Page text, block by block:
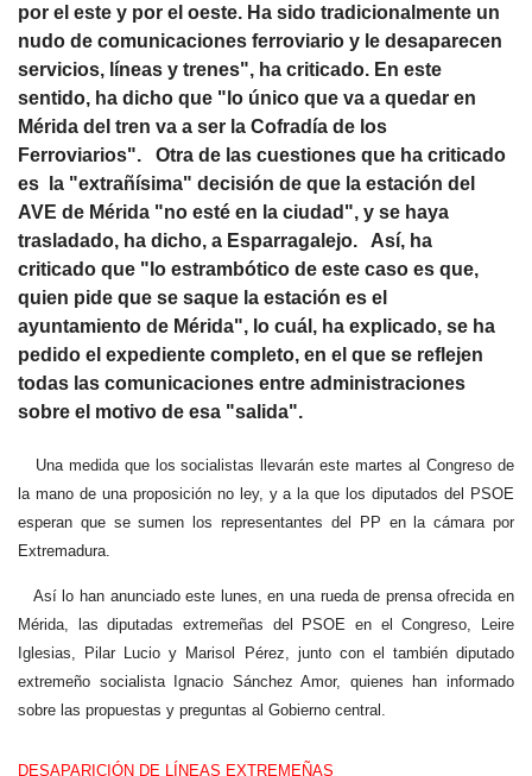
por el este y por el oeste. Ha sido tradicionalmente un
nudo de comunicaciones ferroviario y le desaparecen
servicios, líneas y trenes", ha criticado. En este
sentido, ha dicho que "lo único que va a quedar en
Mérida del tren va a ser la Cofradía de los
Ferroviarios". Otra de las cuestiones que ha criticado
es la "extrañísima" decisión de que la estación del
AVE de Mérida "no esté en la ciudad", y se haya
trasladado, ha dicho, a Esparragalejo. Así, ha
criticado que "lo estrambótico de este caso es que,
quien pide que se saque la estación es el
ayuntamiento de Mérida", lo cuál, ha explicado, se ha
pedido el expediente completo, en el que se reflejen
todas las comunicaciones entre administraciones
sobre el motivo de esa "salida".
Una medida que los socialistas llevarán este martes al Congreso de
la mano de una proposición no ley, y a la que los diputados del PSOE
esperan que se sumen los representantes del PP en la cámara por
Extremadura.
Así lo han anunciado este lunes, en una rueda de prensa ofrecida en
Mérida, las diputadas extremeñas del PSOE en el Congreso, Leire
Iglesias, Pilar Lucio y Marisol Pérez, junto con el también diputado
extremeño socialista Ignacio Sánchez Amor, quienes han informado
sobre las propuestas y preguntas al Gobierno central.
DESAPARICIÓN DE LÍNEAS EXTREMEÑAS